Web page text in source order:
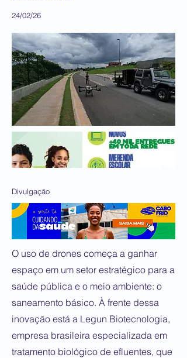
24/02/26
Divulgação
O uso de drones começa a ganhar
espaço em um setor estratégico para a
saúde pública e o meio ambiente: o
saneamento básico. À frente dessa
inovação está a Legun Biotecnologia,
empresa brasileira especializada em
tratamento biológico de efluentes, que